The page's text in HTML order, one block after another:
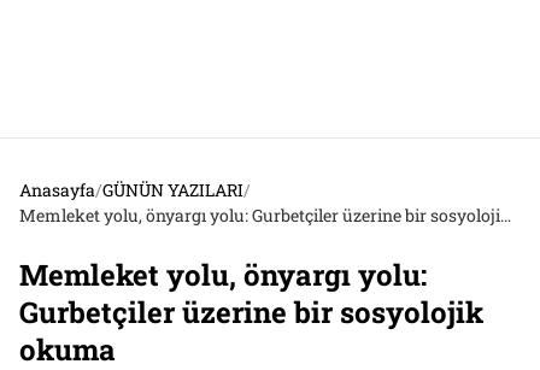
Anasayfa/GÜNÜN YAZILARI/
Memleket yolu, önyargı yolu: Gurbetçiler üzerine bir sosyolojik okuma
Memleket yolu, önyargı yolu:
Gurbetçiler üzerine bir sosyolojik
okuma